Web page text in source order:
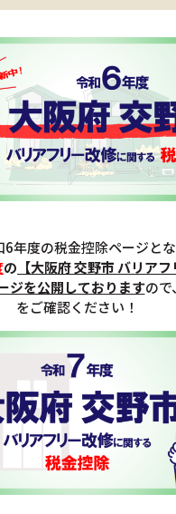
年度の税金控除ページとな
の 【大阪府 交野市 バリア
ジを公開しておりますので
をご確認ください！